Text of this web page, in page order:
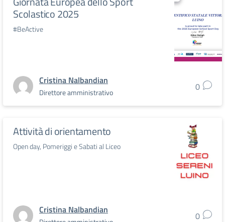
Scolastico 2025
#BeActive
Cristina Nalbandian
Direttore amministrativo 0
Attività di orientamento
Open day, Pomeriggi e Sabati al Liceo
Cristina Nalbandian
0